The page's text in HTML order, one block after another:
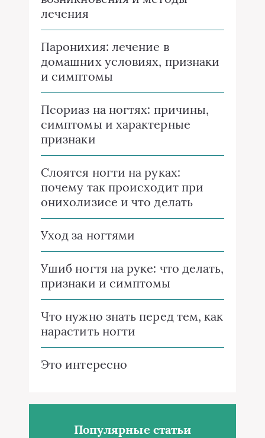
лечения
Паронихия: лечение в
домашних условиях, признаки
и симптомы
Псориаз на ногтях: причины,
симптомы и характерные
признаки
Слоятся ногти на руках:
почему так происходит при
онихолизисе и что делать
Уход за ногтями
Ушиб ногтя на руке: что делать,
признаки и симптомы
Что нужно знать перед тем, как
нарастить ногти
Это интересно
Популярные статьи